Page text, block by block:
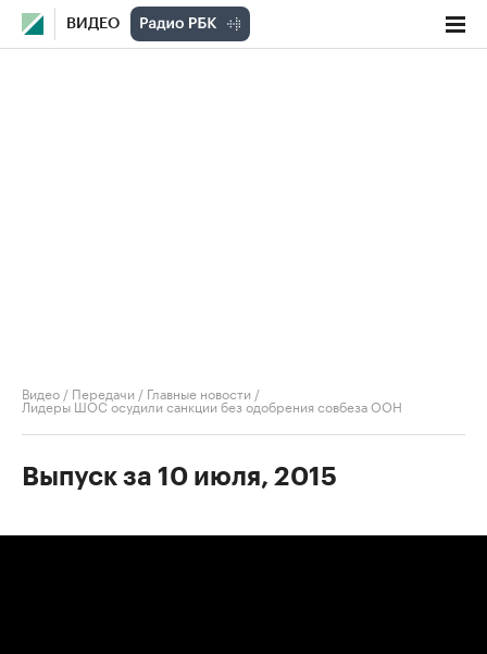
ВИДЕО
Видео / Передачи / Главные новости /
Лидеры ШОС осудили санкции без одобрения совбеза ООН
Выпуск за 10 июля, 2015